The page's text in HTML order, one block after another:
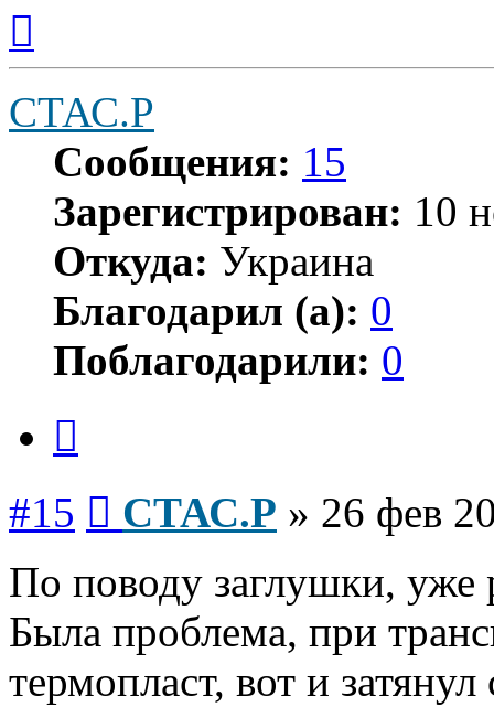
началу
СТАС.Р
Сообщения: 15
Зарегистрирован: 10
Откуда: Украина
Благодарил (а): 0
Поблагодарили: 0
#15 СТАС.Р » 26 фев
По поводу заглушки, уже
Была проблема, при
термопласт, вот и затянул